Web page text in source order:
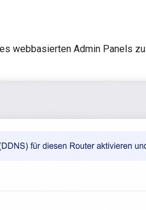
webbasierten Admin Panels zu